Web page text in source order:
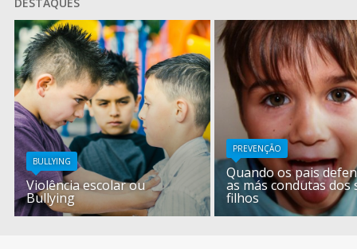
BULLYING
Violência escolar ou
Bullying
PREVENÇÃO
Quando os pais
as más condutas dos
filhos